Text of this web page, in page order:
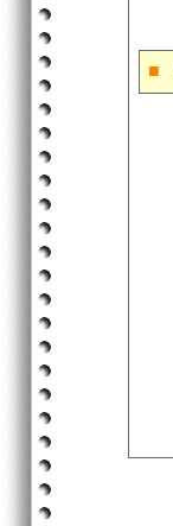
■